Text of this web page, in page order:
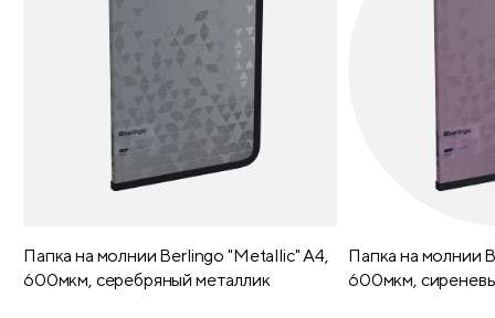
Папка на молнии Berlingo "Metallic" А4,
600мкм, серебряный металлик
Папка на молнии
600мкм,